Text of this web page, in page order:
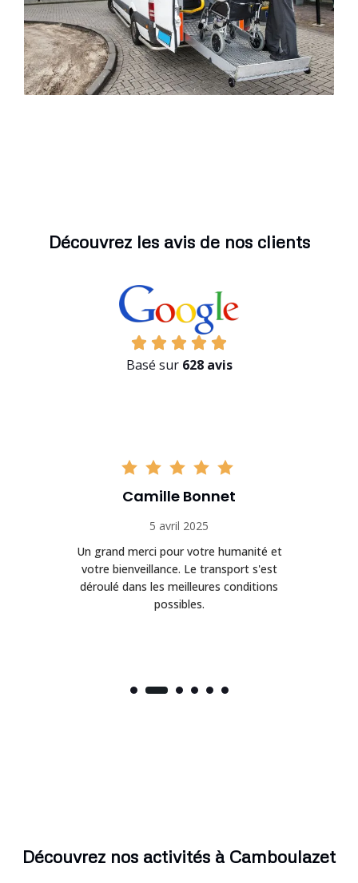
Découvrez les avis de nos clients
Basé sur 628 avis
Camille Bonnet
5 avril 2025
Un grand merci pour votre humanité et
votre bienveillance. Le transport s'est
déroulé dans les meilleures conditions
possibles.
Découvrez nos activités à Camboulazet